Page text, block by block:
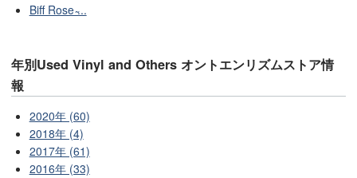
Biff Rose ̴...
年別Used Vinyl and Others オントエンリズムストア情
報
2020年 (60)
2018年 (4)
2017年 (61)
2016年 (33)